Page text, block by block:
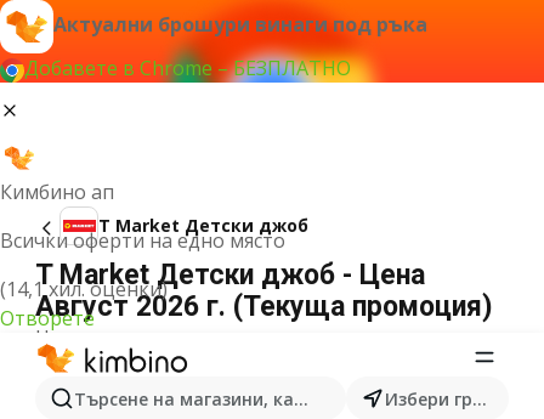
Актуални брошури винаги под ръка
Добавете в Chrome – БЕЗПЛАТНО
Кимбино ап
Всички оферти на едно място
(14,1 хил. оценки)
Отворете
Търсене на магазини, категории, продукти...Избери град
T Market Детски джоб
T Market Детски джоб - Цена
Август 2026 г. (Текуща промоция)
Не можахме да намерим резултати за този
термин.
Още продукти в магазините T